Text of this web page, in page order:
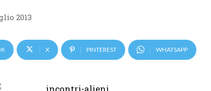
2013
X PINTEREST WHATSAPP